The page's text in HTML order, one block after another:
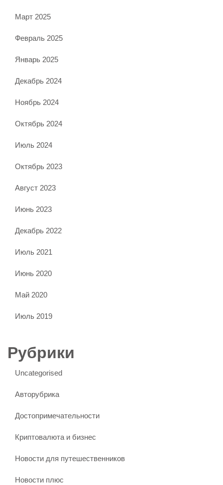
Март 2025
Февраль 2025
Январь 2025
Декабрь 2024
Ноябрь 2024
Октябрь 2024
Июль 2024
Октябрь 2023
Август 2023
Июнь 2023
Декабрь 2022
Июль 2021
Июнь 2020
Май 2020
Июль 2019
Рубрики
Uncategorised
Авторубрика
Достопримечательности
Криптовалюта и бизнес
Новости для путешественников
Новости плюс